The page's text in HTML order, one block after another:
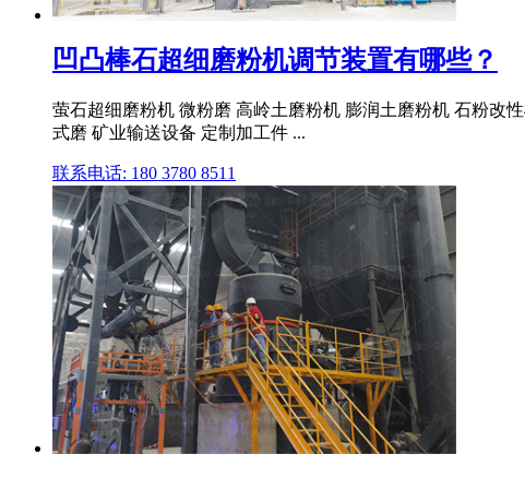
凹凸棒石超细磨粉机调节装置有哪些？
萤石超细磨粉机 微粉磨 高岭土磨粉机 膨润土磨粉机 石粉改
式磨 矿业输送设备 定制加工件 ...
联系电话: 180 3780 8511